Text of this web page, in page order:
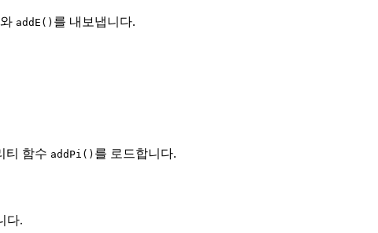
와 addE() 를 내보냅니다.
티 함수 addPi() 를 로드합니다.
다.